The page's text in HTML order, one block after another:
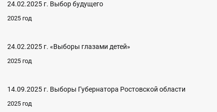
24.02.2025 г. Выбор будущего
2025 год
24.02.2025 г. «Выборы глазами детей»
2025 год
14.09.2025 г. Выборы Губернатора Ростовской области
2025 год